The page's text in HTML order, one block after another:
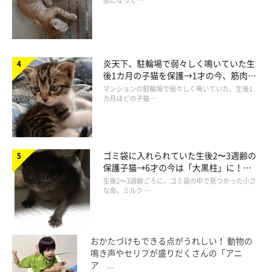
炎天下、駐輪場で弱々しく鳴いていた生
後1カ月の子猫を保護→1才の今、筋肉質
でツンデレなコに成長
マンションの駐輪場で弱々しく鳴いていた、生後1
カ月ほどの子猫 …
ゴミ袋に入れられていた生後2〜3週齢の
保護子猫→6才の今は「大黒柱」に！
美しい黒猫に成長した姿にグッとくる
生後2〜3週齢ごろに、ゴミ袋の中で見つかった小さ
な命。ミルク …
おかたづけもできる点がうれしい！ 動物の
鳴き声やセリフが盛りだくさんの「アニ
ア ...